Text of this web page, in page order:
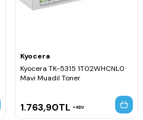
Kyocera
Kyocera TK-5315 1T02WHCNL0
Mavi Muadil Toner
1.763,90TL KDV